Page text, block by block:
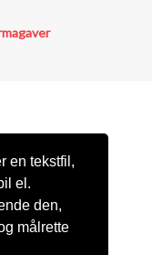
en tekstfil,
el.
den,
målrette